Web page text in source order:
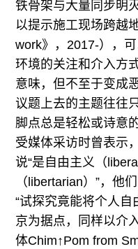
铁骨架与大量同步明
以提示施工现场跨越
work》，2017-），
环境的关注和介入方
意味，但不至于变成
议题上去的主题往往
脚点总是轻松或诗意
受媒体采访时曾表示
说“是自由主义（
（libertarian）”，他
“试探究竟能将个人自
京为据点，同样以介
体Chim↑Pom from